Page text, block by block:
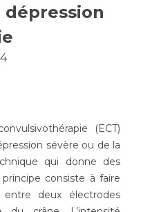
visite à un patient
ou de radiologie
(ECT)
sévère ou de la
qui donne des
consiste à faire
deux électrodes